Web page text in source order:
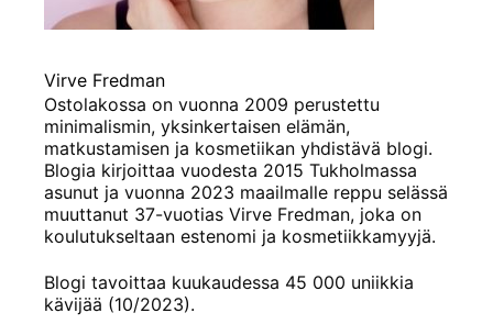
Virve Fredman
Ostolakossa on vuonna 2009 perustettu
minimalismin, yksinkertaisen elämän,
matkustamisen ja kosmetiikan yhdistävä blogi.
Blogia kirjoittaa vuodesta 2015 Tukholmassa
asunut ja vuonna 2023 maailmalle reppu selässä
muuttanut 37-vuotias Virve Fredman, joka on
koulutukseltaan estenomi ja kosmetiikkamyyjä.
Blogi tavoittaa kuukaudessa 45 000 uniikkia
kävijää (10/2023).